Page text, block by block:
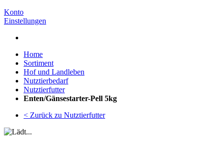
Konto
Einstellungen
Home
Sortiment
Hof und Landleben
Nutztierbedarf
Nutztierfutter
Enten/Gänsestarter-Pell 5kg
< Zurück zu Nutztierfutter